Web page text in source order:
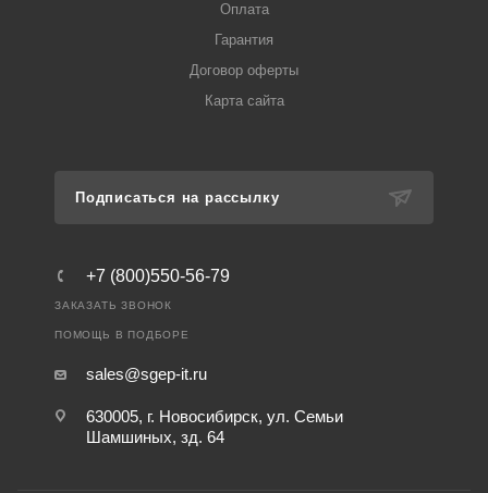
Оплата
Гарантия
Договор оферты
Карта сайта
Подписаться на рассылку
+7 (800)550-56-79
ЗАКАЗАТЬ ЗВОНОК
ПОМОЩЬ В ПОДБОРЕ
sales@sgep-it.ru
630005, г. Новосибирск, ул. Семьи
Шамшиных, зд. 64